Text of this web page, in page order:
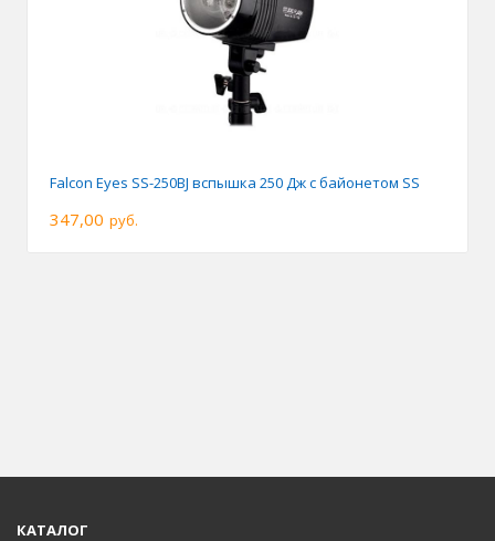
Falcon Eyes SS-250BJ вспышка 250 Дж с байонетом SS
347,00 руб.
КАТАЛОГ